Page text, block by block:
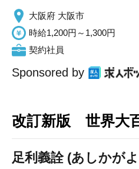
大阪府 大阪市
時給1,200円～1,300円
契約社員
Sponsored by
改訂新版 世界大
足利義詮 (あしかが